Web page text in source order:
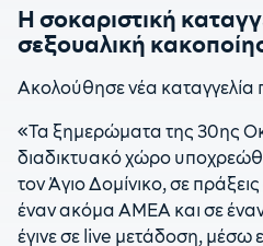
Η σοκαριστική
σεξουαλική
Ακολούθησε νέα καταγγελία
«Τα ξημερώματα της 30ης
διαδικτυακό χώρο
τον Άγιο Δομίνικο, σε
έναν ακόμα ΑΜΕΑ και σε
έγινε σε live μετάδοση,